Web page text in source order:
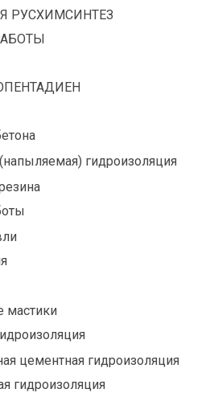
РУСХИМСИНТЕЗ
гидроизоляция
мастики
цементная гидроизоляция
гидроизоляция